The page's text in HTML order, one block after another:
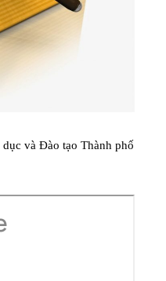
và Đào tạo Thành phố